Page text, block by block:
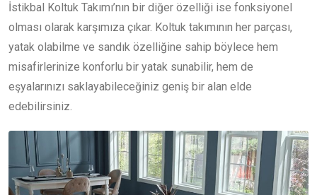
İstikbal Koltuk Takımı’nın bir diğer özelliği ise fonksiyonel
olması olarak karşımıza çıkar. Koltuk takımının her parçası,
yatak olabilme ve sandık özelliğine sahip böylece hem
misafirlerinize konforlu bir yatak sunabilir, hem de
eşyalarınızı saklayabileceğiniz geniş bir alan elde
edebilirsiniz.